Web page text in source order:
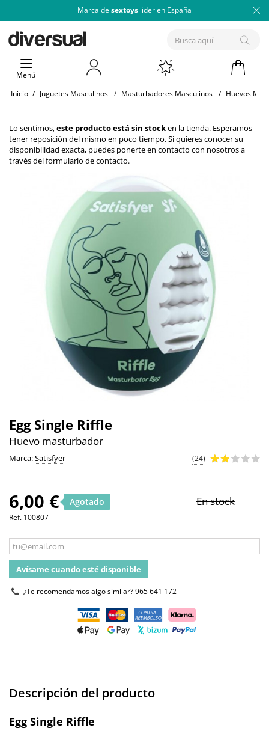
Marca de sextoys lider en España
Menú
Inicio / Juguetes Masculinos / Masturbadores Masculinos / Huevos
Lo sentimos,este producto está sin stocken la tienda. Esperamos
tener reposición del mismo en poco tiempo. Si quieres conocer su
disponibilidad exacta, puedes ponerte en contacto con nosotros a
través delformulario de contacto.
Egg Single Riffle
Huevo masturbador
Marca:Satisfyer (24)
6,00 € Agotado En stock
Ref. 100807
Avísame cuando esté disponible
¿Te recomendamos algo similar?965 641 172
Descripción del producto
Egg Single Riffle